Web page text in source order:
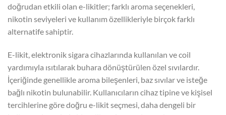
doğrudan etkili olan e-likitler; farklı aroma seçenekleri,
nikotin seviyeleri ve kullanım özellikleriyle birçok farklı
alternatife sahiptir.
E-likit, elektronik sigara cihazlarında kullanılan ve coil
yardımıyla ısıtılarak buhara dönüştürülen özel sıvılardır.
İçeriğinde genellikle aroma bileşenleri, baz sıvılar ve isteğe
bağlı nikotin bulunabilir. Kullanıcıların cihaz tipine ve kişisel
tercihlerine göre doğru e-likit seçmesi, daha dengeli bir